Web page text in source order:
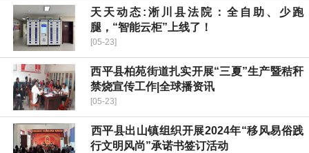
天天动态:淅川县法院：全自助、少跑
腿，“智能云柜”上线了！
[05-23]
​西平县柏苑街道扎实开展“三夏”生产暨秸秆
禁烧宣传工作|全球播资讯
[05-23]
​西平县出山镇组织开展2024年“移风易俗践
行文明风尚”承诺书签订活动